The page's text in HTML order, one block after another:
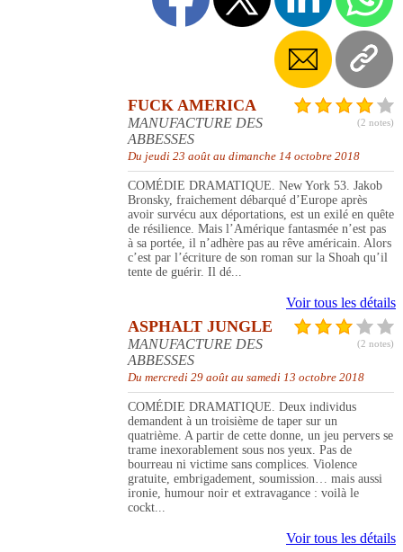
(2 notes)
FUCK AMERICA
MANUFACTURE DES
ABBESSES
Du jeudi 23 août au dimanche 14 octobre 2018
COMÉDIE DRAMATIQUE. New York 53. Jakob
Bronsky, fraichement débarqué d’Europe après
avoir survécu aux déportations, est un exilé en quête
de résilience. Mais l’Amérique fantasmée n’est pas
à sa portée, il n’adhère pas au rêve américain. Alors
c’est par l’écriture de son roman sur la Shoah qu’il
tente de guérir. Il dé...
Voir tous les détails
(2 notes)
ASPHALT JUNGLE
MANUFACTURE DES
ABBESSES
Du mercredi 29 août au samedi 13 octobre 2018
COMÉDIE DRAMATIQUE. Deux individus
demandent à un troisième de taper sur un
quatrième. A partir de cette donne, un jeu pervers se
trame inexorablement sous nos yeux. Pas de
bourreau ni victime sans complices. Violence
gratuite, embrigadement, soumission… mais aussi
ironie, humour noir et extravagance : voilà le
cockt...
Voir tous les détails